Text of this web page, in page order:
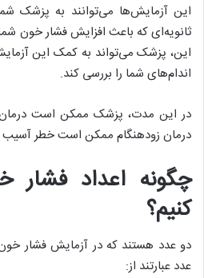
این آزمایش‌ها می‌توانند به پزشک
ثانویه‌ای که باعث افزایش فشار خون
این، پزشک می‌تواند به کمک این
اندام‌های شما را بررسی کند.
در این مدت، پزشک ممکن است درمان
درمان زودهنگام ممکن است خطر
چگونه اعداد فشار
کنیم؟
دو عدد هستند که در آزمایش فشار
عدد عبارتند از: